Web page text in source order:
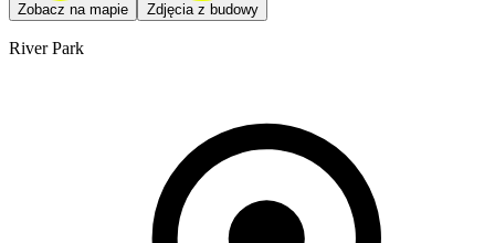
Zobacz na mapie Zdjęcia z budowy
River Park